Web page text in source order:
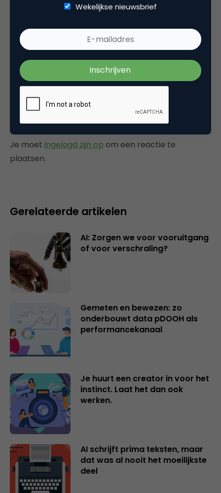
affecting print revenues.”. Wat mij betreft
van de meest verstikkende woorden is in
medialand, en krantenland in het bijzonder.
24 september 2007 om 07:57
Plaats reactie
Je moet ingelogd zijn op om een reactie te
plaatsen.
Gerelateerde artikelen
AI: Zorgen we voor vooruitgang
of voor verschraling?
Gemeten en bewezen: zo
onderbouwt data pDOOH als
performancekanaal
Je huurt een creator in voor het
instinct. Laat het dan ook
werken.
AI schrijft prima teksten, maar
dat was al nooit het moeilijkste
deel
Wekelijkse nieuwsbrief